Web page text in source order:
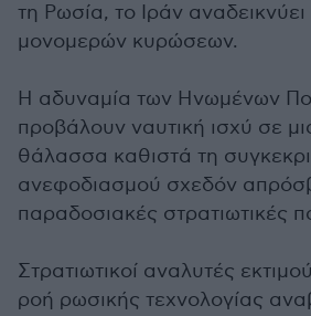
τη Ρωσία, το Ιράν
μονομερών κυρώσεων.
Η αδυναμία των Ηνωμένων
προβάλουν ναυτική ισχύ σε
θάλασσα καθιστά τη
ανεφοδιασμού σχεδόν
παραδοσιακές στρατιωτικές
Στρατιωτικοί αναλυτές
ροή ρωσικής τεχνολογίας